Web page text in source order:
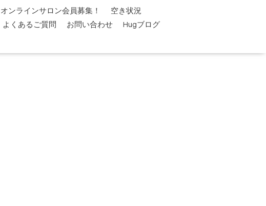
オンラインサロン会員募集！
空き状況
よくあるご質問 お問い合わせ
Hugブログ